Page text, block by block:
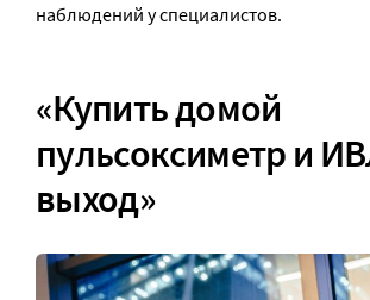
наблюдений у специалистов.
«Купить домой
пульсоксиметр и
выход»